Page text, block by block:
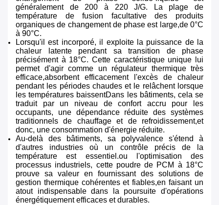
généralement de 200 à 220 J/G. La plage de
température de fusion facultative des produits
organiques de changement de phase est large,de 0°C
à 90°C.
Lorsqu'il est incorporé, il exploite la puissance de la
chaleur latente pendant sa transition de phase
précisément à 18°C. Cette caractéristique unique lui
permet d'agir comme un régulateur thermique très
efficace,absorbent efficacement l'excès de chaleur
pendant les périodes chaudes et le relâchent lorsque
les températures baissentDans les bâtiments, cela se
traduit par un niveau de confort accru pour les
occupants, une dépendance réduite des systèmes
traditionnels de chauffage et de refroidissement,et
donc, une consommation d'énergie réduite.
Au-delà des bâtiments, sa polyvalence s'étend à
d'autres industries où un contrôle précis de la
température est essentiel.ou l'optimisation des
processus industriels, cette poudre de PCM à 18°C
prouve sa valeur en fournissant des solutions de
gestion thermique cohérentes et fiables,en faisant un
atout indispensable dans la poursuite d'opérations
énergétiquement efficaces et durables.